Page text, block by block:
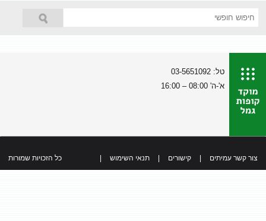
טל: 03-5651092
א'-ה' 08:00 – 16:00
צור קשר עמיתים קישורים תנאי השימוש כל הזכויות שמורות